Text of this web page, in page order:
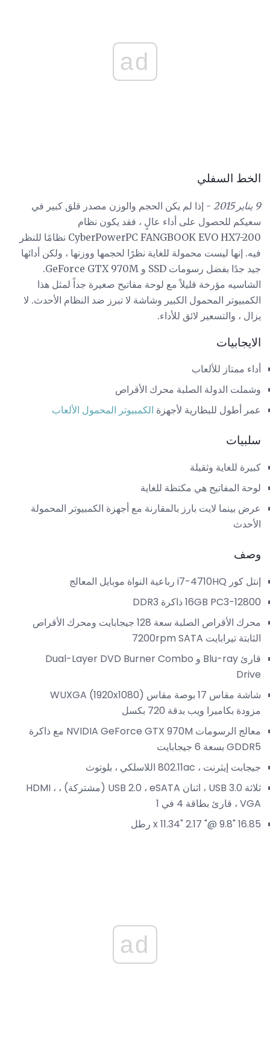
ad
الخط السفلي
9 يناير 2015
- إذا لم يكن الحجم والوزن مصدر قلق كبير في
سعيكم للحصول على أداء عالٍ ، فقد يكون نظام
CyberPowerPC FANGBOOK EVO HX7-200 نظامًا للنظر
فيه. إنها ليست محمولة للغاية نظرًا لحجمها ووزنها ، ولكن أدائها
جيد جدًا بفضل رسومات SSD و GeForce GTX 970M.
الشاسيه مؤرخة قليلاً مع لوحة مفاتيح صغيرة جداً لمثل هذا
الكمبيوتر المحمول الكبير وشاشة لا تبرز ضد النظام الأحدث. لا
يزال ، والتسعير لائق للأداء.
الايجابيات
أداء ممتاز للألعاب
وشملت الدولة الصلبة محرك الأقراص
عمر أطول للبطارية لأجهزة الكمبيوتر المحمول الألعاب
سلبيات
كبيرة للغاية وثقيلة
لوحة المفاتيح هي مكتظة للغاية
عرض بينما لايت بارز بالمقارنة مع أجهزة الكمبيوتر المحمولة
الأحدث
وصف
إنتل كور i7-4710HQ رباعية النواة موبايل المعالج
16GB PC3-12800 ذاكرة DDR3
محرك الأقراص الصلبة سعة 128 جيجابايت ومحرك الأقراص
الثابتة تيرابايت 7200rpm SATA
قارئ Blu-ray و Dual-Layer DVD Burner Combo
Drive
شاشة مقاس 17 بوصة مقاس WUXGA (1920x1080)
مزودة بكاميرا ويب بدقة 720 بكسل
معالج الرسومات NVIDIA GeForce GTX 970M مع ذاكرة
GDDR5 بسعة 6 جيجابايت
جيجابت إيثرنت ، 802.11ac اللاسلكي ، بلوتوث
ثلاثة USB 3.0 ، اثنان USB 2.0 ، eSATA (مشتركة) ، HDMI ،
VGA ، قارئ بطاقة 4 في 1
16.85 "x 11.34" 2.17 "@ 9.8 رطل
ad